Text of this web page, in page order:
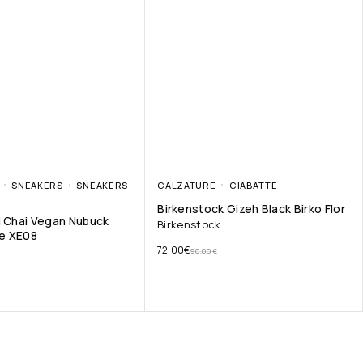
SNEAKERS SNEAKERS
Vegan Nubuck
XE08
CALZATURE CIABATTE
Birkenstock Gizeh Black Birko Flor
Birkenstock
90.00€
72.00€